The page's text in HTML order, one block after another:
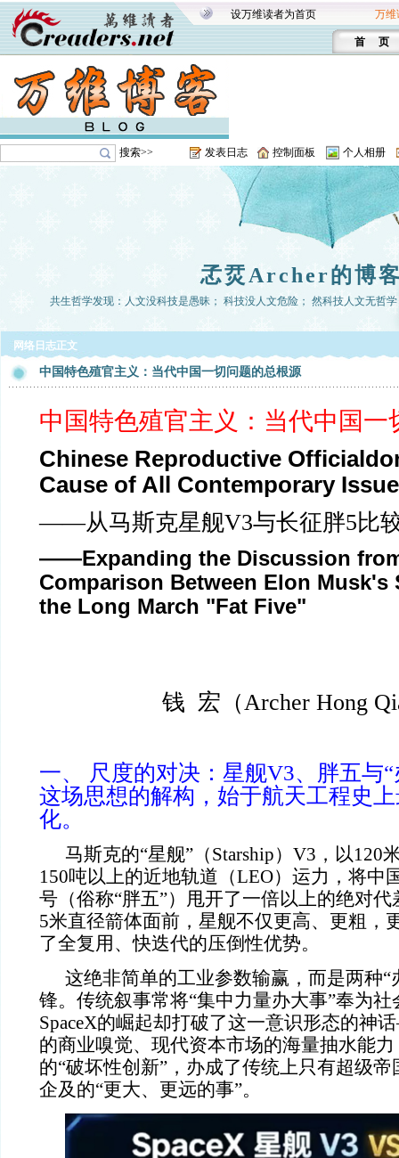
设万维读者为首页 万维
首 页
搜索>> 发表日志 控制面板 个人相册
孞烎Archer的博
共生哲学发现：人文没科技是愚昧； 科技没人文危险； 然科技人文无哲
网络日志正文
中国特色殖官主义：当代中国一切问题的总根源
中国特色殖官主义：当代中国一
Chinese Reproductive
Cause of All Contemporary
——从马斯克星舰V3与长征胖5比
——Expanding the Discussion
Comparison Between Elon Musk's
the Long March "Fat Five"
钱 宏（Archer Hong
一、 尺度的对决：星舰V3、胖五与
这场思想的解构，始于航天工程史
化。
马斯克的“星舰”（Starship）V3，以120
150吨以上的近地轨道（LEO）运力，将中
号（俗称“胖五”）甩开了一倍以上的绝对代
5米直径箭体面前，星舰不仅更高、更粗，
了全复用、快迭代的压倒性优势。
这绝非简单的工业参数输赢，而是两种“
锋。传统叙事常将“集中力量办大事”奉为
SpaceX的崛起却打破了这一意识形态的神
的商业嗅觉、现代资本市场的海量抽水能
的“破坏性创新”，办成了传统上只有超级
企及的“更大、更远的事”。